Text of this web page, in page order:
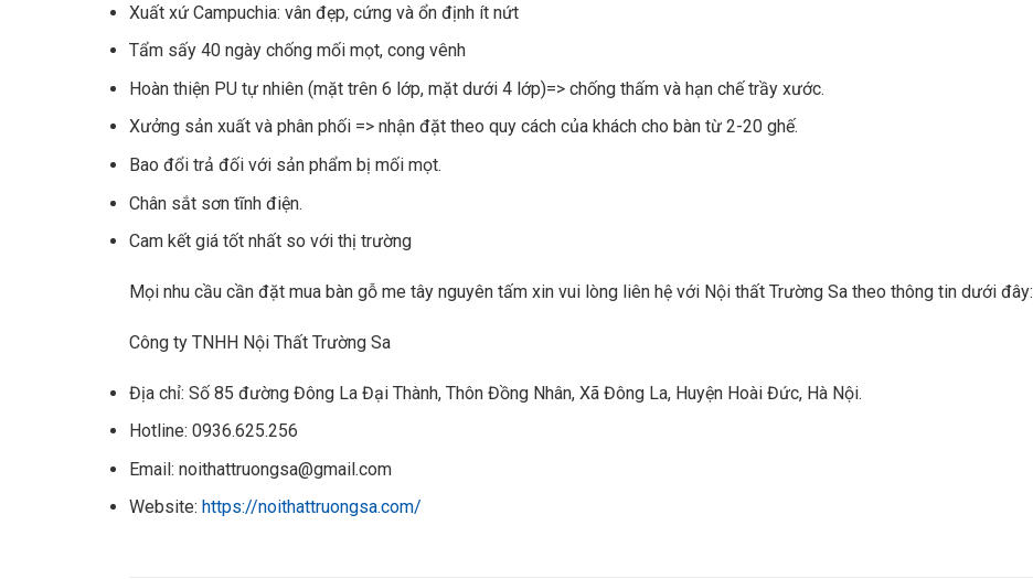
Xuất xứ Campuchia: vân đẹp, cứng và ổn định ít nứt
Tẩm sấy 40 ngày chống mối mọt, cong vênh
Hoàn thiện PU tự nhiên (mặt trên 6 lớp, mặt dưới 4 lớp)=> chống thấm và hạn chế trầy xước.
Xưởng sản xuất và phân phối => nhận đặt theo quy cách của khách cho bàn từ 2-20 ghế.
Bao đổi trả đối với sản phẩm bị mối mọt.
Chân sắt sơn tĩnh điện.
Cam kết giá tốt nhất so với thị trường
Mọi nhu cầu cần đặt mua bàn gỗ me tây nguyên tấm xin vui lòng liên hệ với Nội thất Trường Sa theo thông tin dưới đây:
Công ty TNHH Nội Thất Trường Sa
Địa chỉ: Số 85 đường Đông La Đại Thành, Thôn Đồng Nhân, Xã Đông La, Huyện Hoài Đức, Hà Nội.
Hotline: 0936.625.256
Email: noithattruongsa@gmail.com
Website: https://noithattruongsa.com/